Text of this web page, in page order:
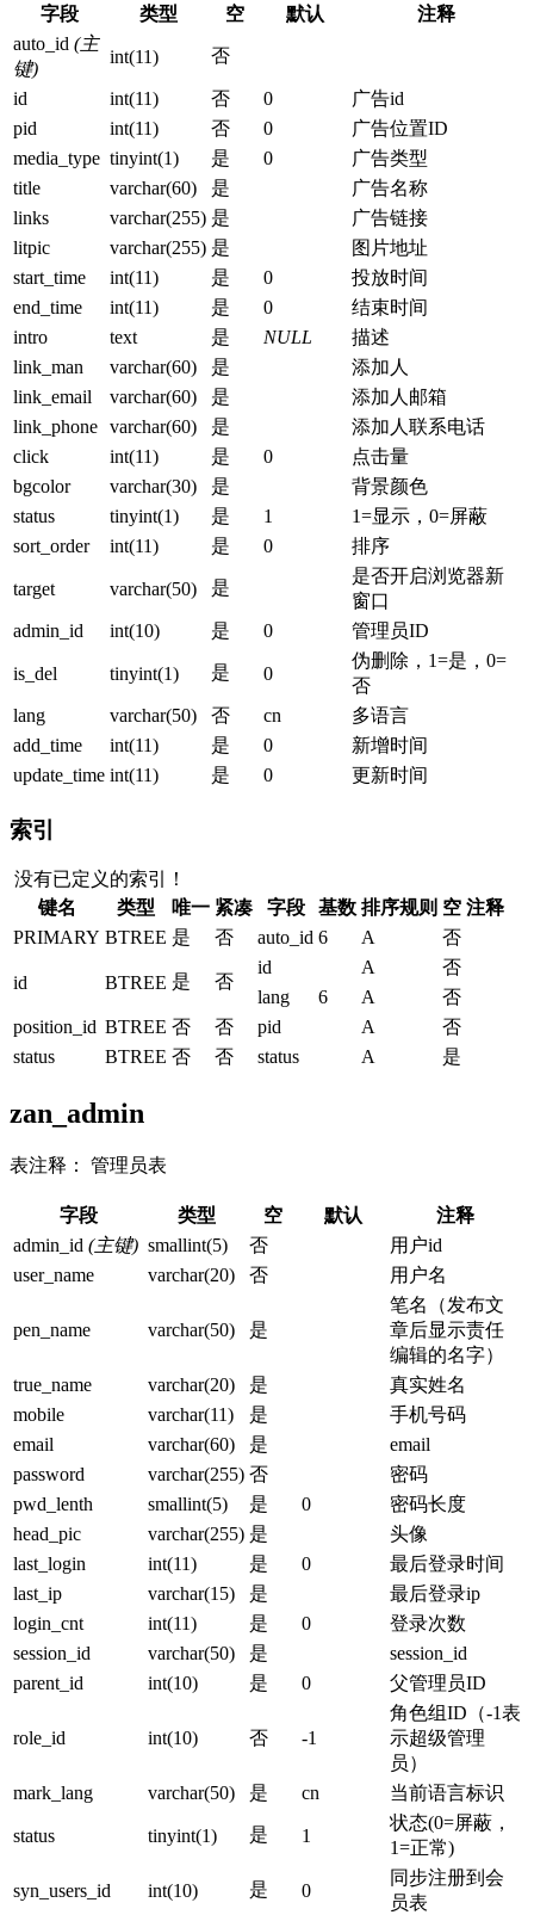
字段 类型 空 默认
注释
auto_id (主
键)
int(11) 否
id int(11) 否 0
广告id
pid
int(11) 否 0
广告位置ID
media_type tinyint(1) 是 0
广告类型
title
varchar(60) 是
广告名称
links
varchar(255) 是
广告链接
litpic
varchar(255) 是
图片地址
start_time
int(11) 是 0
投放时间
end_time
int(11) 是 0
结束时间
intro
text 是 NULL
描述
link_man
varchar(60) 是
添加人
link_email
varchar(60) 是
添加人邮箱
link_phone varchar(60) 是
添加人联系电话
click
int(11) 是 0
点击量
bgcolor
varchar(30) 是
背景颜色
status
tinyint(1) 是 1
1=显示，0=屏蔽
sort_order
int(11) 是 0 排序
target varchar(50) 是
是否开启浏览器新
窗口
admin_id
int(10) 是 0 管理员ID
is_del tinyint(1) 是 0
伪删除，1=是，0=
否
lang
varchar(50) 否 cn
多语言
add_time
int(11) 是 0
新增时间
update_time int(11) 是 0 更新时间
索引
没有已定义的索引！
键名
类型 唯一 紧凑 字段 基数 排序规则 空 注释
PRIMARY BTREE 是 否 auto_id 6 A 否
id BTREE 是 否
id A
否
lang
6 A
否
position_id BTREE 否 否 pid A
否
status
BTREE 否 否 status A 是
zan_admin
表注释： 管理员表
字段 类型 空 默认
注释
admin_id (主键) smallint(5) 否
用户id
user_name
varchar(20) 否 用户名
pen_name varchar(50) 是
笔名（发布文
章后显示责任
编辑的名字）
true_name
varchar(20) 是
真实姓名
mobile
varchar(11) 是
手机号码
email
varchar(60) 是
email
password
varchar(255) 否
密码
pwd_lenth
smallint(5) 是 0
密码长度
head_pic
varchar(255) 是
头像
last_login
int(11) 是 0
最后登录时间
last_ip
varchar(15) 是
最后登录ip
login_cnt
int(11) 是 0
登录次数
session_id
varchar(50) 是
session_id
parent_id
int(10) 是 0 父管理员ID
role_id int(10) 否 -1
角色组ID（-1表
示超级管理
员）
mark_lang
varchar(50) 是 cn 当前语言标识
status tinyint(1) 是 1
状态(0=屏蔽，
1=正常)
syn_users_id int(10) 是 0
同步注册到会
员表